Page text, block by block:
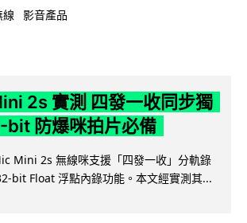
線 影音產品
2s 實測 四發一收同步獨
bit 防爆咪拍片必備
Mini 2s 無線咪支援「四發一收」分軌錄
bit Float 浮點內錄功能。本文經實測其...